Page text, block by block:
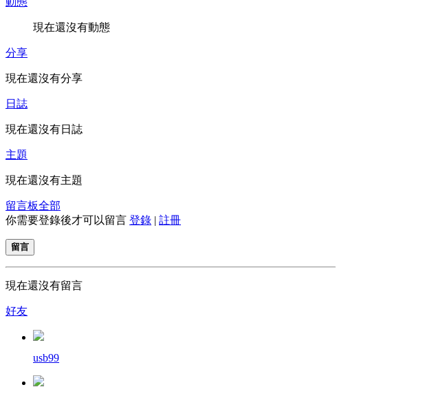
現在還沒有動態
分享
現在還沒有分享
日誌
現在還沒有日誌
主題
現在還沒有主題
留言板全部
你需要登錄後才可以留言 登錄 | 註冊
留言
現在還沒有留言
好友
usb99